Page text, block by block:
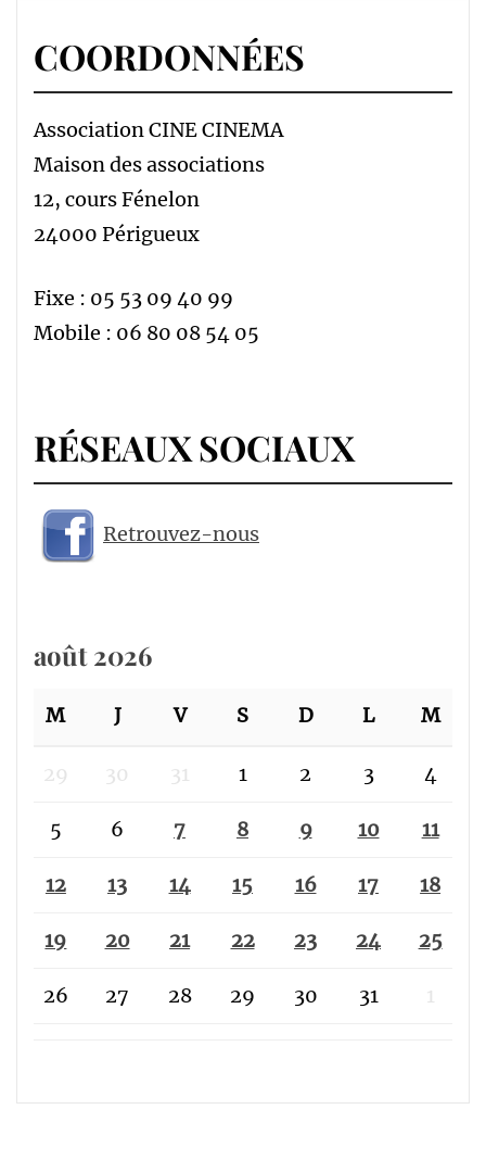
COORDONNÉES
Association CINE CINEMA
Maison des associations
12, cours Fénelon
24000 Périgueux
Fixe : 05 53 09 40 99
Mobile : 06 80 08 54 05
RÉSEAUX SOCIAUX
Retrouvez-nous
août 2026
M J V S D L M
29 30 31 1 2 3 4
5 6 7 8 9 10 11
12 13 14 15 16 17 18
19 20 21 22 23 24 25
26 27 28 29 30 31 1